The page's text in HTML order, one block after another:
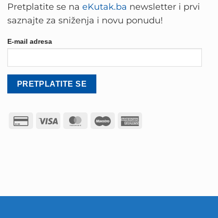
Pretplatite se na eKutak.ba newsletter i prvi
saznajte za sniženja i novu ponudu!
E-mail adresa
Credit
Visa MasterCard
Maestro